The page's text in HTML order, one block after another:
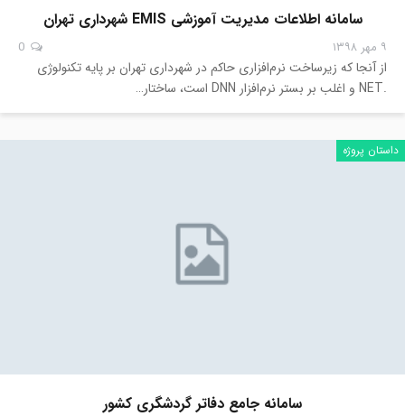
سامانه اطلاعات مدیریت آموزشی EMIS شهرداری تهران
۹ مهر ۱۳۹۸
از آنجا که زیرساخت نرم‌افزاری حاکم در شهرداری تهران بر پایه تکنولوژی
.NET و اغلب بر بستر نرم‌افزار DNN است، ساختار…
داستان پروژه
سامانه جامع دفاتر گردشگری کشور